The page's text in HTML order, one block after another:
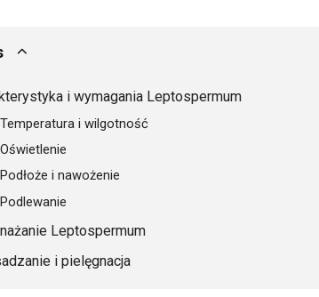
i wymagania Leptospermum
Temperatura i wilgotność
Oświetlenie
Podłoże i nawożenie
Podlewanie
Leptospermum
i pielęgnacja